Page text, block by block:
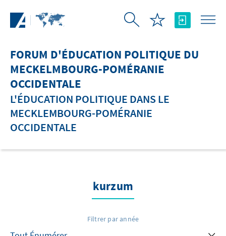
FORUM D'ÉDUCATION POLITIQUE DU
MECKELMBOURG-POMÉRANIE
OCCIDENTALE
L'ÉDUCATION POLITIQUE DANS LE
MECKLEMBOURG-POMÉRANIE
OCCIDENTALE
kurzum
Filtrer par année